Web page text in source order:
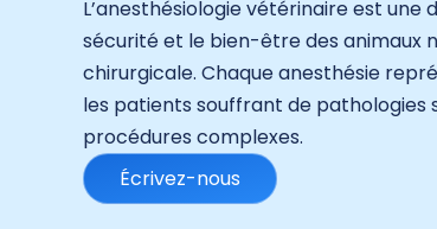
L’anesthésiologie vétérinaire est
sécurité et le bien-être des animaux
chirurgicale. Chaque anesthésie
les patients souffrant de pathologies
procédures complexes.
Écrivez-nous